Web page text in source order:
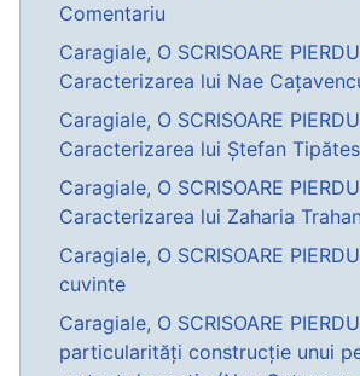
Comentariu
Caragiale, O SCRISOARE
Caracterizarea lui Nae
Caragiale, O SCRISOARE
Caracterizarea lui Ștefan
Caragiale, O SCRISOARE
Caracterizarea lui Zaharia
Caragiale, O SCRISOARE
cuvinte
Caragiale, O SCRISOARE
particularități construcție unui